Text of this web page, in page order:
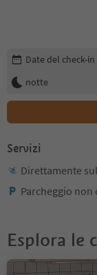
Modifica i dettagli
Date del check-
notte
Servizi
Direttamente
Parcheggio non
Esplora le